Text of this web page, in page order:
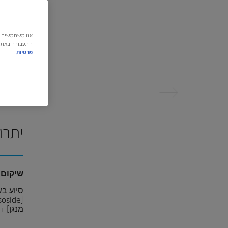
שיקום
סיוע
מנגן]
התעבורה
פרטיות